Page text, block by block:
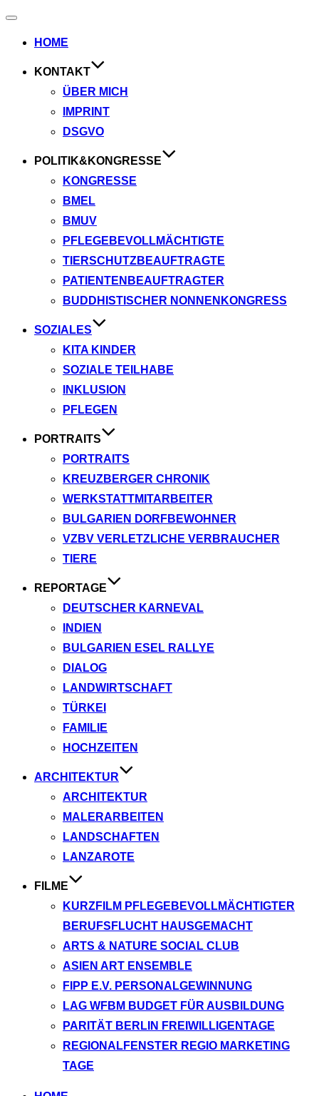
Navigation
HOME
KONTAKT
ÜBER MICH
IMPRINT
DSGVO
POLITIK&KONGRESSE
KONGRESSE
BMEL
BMUV
PFLEGEBEVOLLMÄCHTIGTE
TIERSCHUTZBEAUFTRAGTE
PATIENTENBEAUFTRAGTER
BUDDHISTISCHER NONNENKONGRESS
SOZIALES
KITA KINDER
SOZIALE TEILHABE
INKLUSION
PFLEGEN
PORTRAITS
PORTRAITS
KREUZBERGER CHRONIK
WERKSTATTMITARBEITER
BULGARIEN DORFBEWOHNER
VZBV VERLETZLICHE VERBRAUCHER
TIERE
REPORTAGE
DEUTSCHER KARNEVAL
INDIEN
BULGARIEN ESEL RALLYE
DIALOG
LANDWIRTSCHAFT
TÜRKEI
FAMILIE
HOCHZEITEN
ARCHITEKTUR
ARCHITEKTUR
MALERARBEITEN
LANDSCHAFTEN
LANZAROTE
FILME
KURZFILM PFLEGEBEVOLLMÄCHTIGTER
BERUFSFLUCHT HAUSGEMACHT
ARTS & NATURE SOCIAL CLUB
ASIEN ART ENSEMBLE
FIPP E.V. PERSONALGEWINNUNG
LAG WFBM BUDGET FÜR AUSBILDUNG
PARITÄT BERLIN FREIWILLIGENTAGE
REGIONALFENSTER REGIO MARKETING
TAGE